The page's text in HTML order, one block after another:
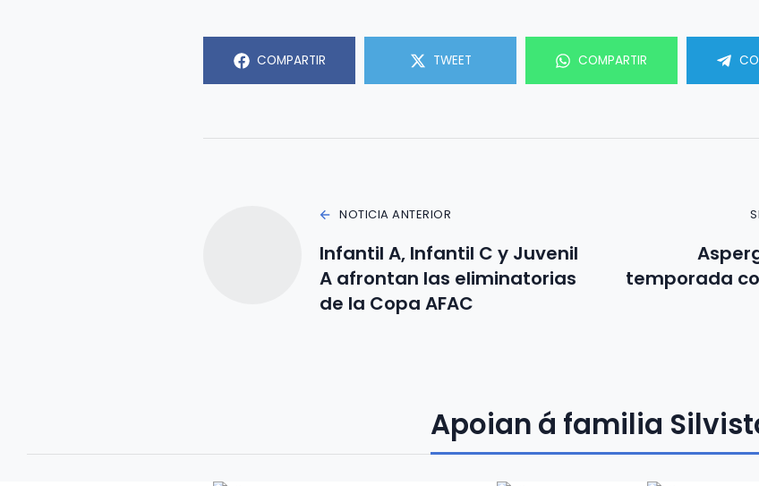
COMPARTIR TWEET COMPARTIR
NOTICIA ANTERIOR
Infantil A, Infantil C y Juvenil
A afrontan las eliminatorias
de la Copa AFAC
temporada
Apoian á familia